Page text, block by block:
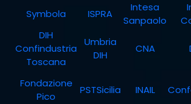
Symbola ISPRA
Intesa
Sanpaolo
DIH
Confindustria
Toscana
Umbria
DIH
CNA
Fondazione
Pico
PSTSicilia INAIL